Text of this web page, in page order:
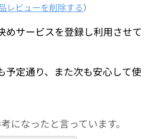
レビューを削除する）
めサービスを登録し利用させて
予定通り、また次も安心して使
になったと言っています。